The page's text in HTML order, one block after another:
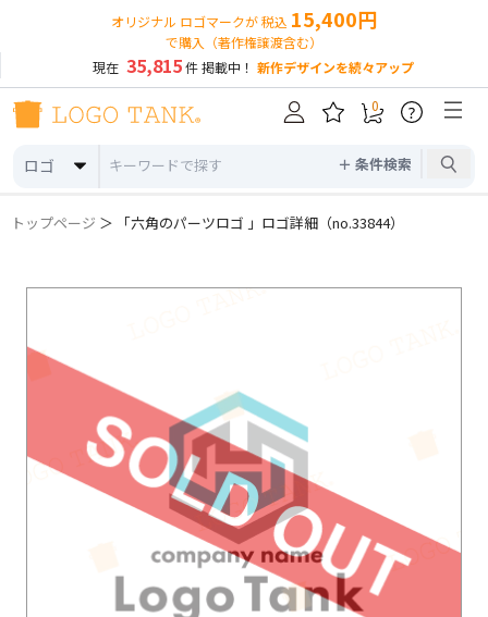
オリジナル ロゴマークが 税込 15,400円
で購入（著作権譲渡含む）
現在 35,815件 掲載中！ 新作デザインを続々アップ
ロゴ ＋ 条件検索
0 ?
トップページ ＞ 「六角のパーツロゴ 」ロゴ詳細（no.33844）